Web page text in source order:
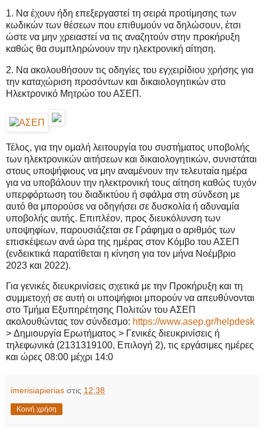
1. Να έχουν ήδη επεξεργαστεί τη σειρά προτίμησης των
κωδικών των θέσεων που επιθυμούν να δηλώσουν, έτσι
ώστε να μην χρειαστεί να τις αναζητούν στην προκήρυξη
καθώς θα συμπληρώνουν την ηλεκτρονική αίτηση.
2. Να ακολουθήσουν τις οδηγίες του εγχειρίδιου χρήσης για
την καταχώριση προσόντων και δικαιολογητικών στο
Ηλεκτρονικό Μητρώο του ΑΣΕΠ.
Τέλος, για την ομαλή λειτουργία του συστήματος υποβολής
των ηλεκτρονικών αιτήσεων και δικαιολογητικών, συνιστάται
στους υποψήφιους να μην αναμένουν την τελευταία ημέρα
για να υποβάλουν την ηλεκτρονική τους αίτηση καθώς τυχόν
υπερφόρτωση του διαδικτύου ή σφάλμα στη σύνδεση με
αυτό θα μπορούσε να οδηγήσει σε δυσκολία ή αδυναμία
υποβολής αυτής. Επιπλέον, προς διευκόλυνση των
υποψηφίων, παρουσιάζεται σε Γράφημα ο αριθμός των
επισκέψεων ανά ώρα της ημέρας στον Κόμβο του ΑΣΕΠ
(ενδεικτικά παρατίθεται η κίνηση για τον μήνα Νοέμβριο
2023 και 2022).
Για γενικές διευκρινίσεις σχετικά με την Προκήρυξη και τη
συμμετοχή σε αυτή οι υποψήφιοι μπορούν να απευθύνονται
στο Τμήμα Εξυπηρέτησης Πολιτών του ΑΣΕΠ
ακολουθώντας τον σύνδεσμο: https://www.asep.gr/helpdesk
> Δημιουργία Ερωτήματος > Γενικές διευκρινίσεις ή
τηλεφωνικά (2131319100, Επιλογή 2), τις εργάσιμες ημέρες
και ώρες 08:00 μέχρι 14:0
imerisiapierias στις 12:38
Κοινή χρήση